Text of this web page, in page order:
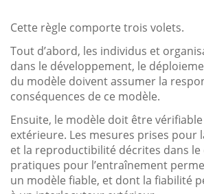
Cette règle comporte trois volets.
Tout d’abord, les individus et
dans le développement, le
du modèle doivent assumer la
conséquences de ce modèle.
Ensuite, le modèle doit être
extérieure. Les mesures prises pour
et la reproductibilité décrites dans le
pratiques pour l’entraînement
un modèle fiable, et dont la fiabilité